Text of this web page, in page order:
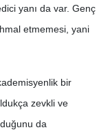
yanı da var. Genç
etmemesi, yani
bir
zevkli ve
da